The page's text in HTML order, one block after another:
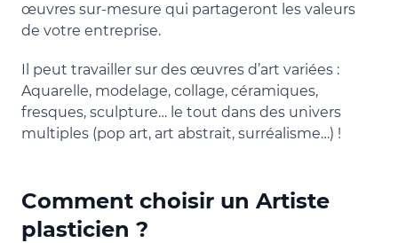
œuvres sur-mesure qui partageront les valeurs
de votre entreprise.
Il peut travailler sur des œuvres d’art variées :
Aquarelle, modelage, collage, céramiques,
fresques, sculpture… le tout dans des univers
multiples (pop art, art abstrait, surréalisme…) !
Comment choisir un Artiste
plasticien ?